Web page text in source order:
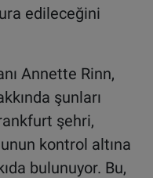
edileceğini
Annette Rinn,
şunları
şehri,
kontrol altına
bulunuyor. Bu,